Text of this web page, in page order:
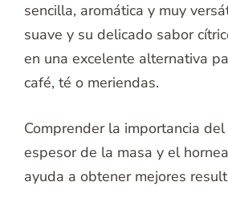
sencilla, aromática y muy
suave y su delicado sabor
en una excelente alternativa
café, té o meriendas.
Comprender la importancia
espesor de la masa y el
ayuda a obtener mejores